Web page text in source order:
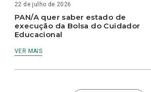
22 de julho de 2026
PAN/A quer saber estado de
execução da Bolsa do Cuidador
Educacional
VER MAIS